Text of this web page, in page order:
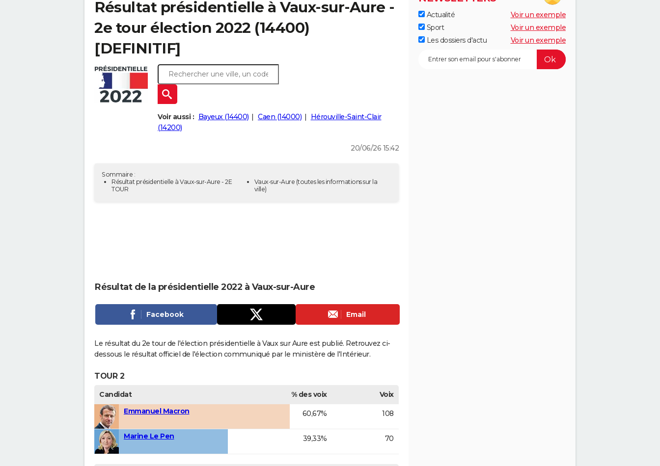
Résultat présidentielle à Vaux-sur-Aure -
2e tour élection 2022 (14400)
[DEFINITIF]
Voir aussi : Bayeux (14400) Caen (14000)
Hérouville-Saint-Clair
(14200)
20/06/26 15:42
Sommaire :
Résultat présidentielle à Vaux-sur-Aure - 2E
TOUR
Vaux-sur-Aure (toutes les informations sur la
ville)
Résultat de la présidentielle 2022 à Vaux-sur-Aure
Facebook Email
Le résultat du 2e tour de l'élection présidentielle à Vaux sur Aure est publié. Retrouvez ci-
dessous le résultat officiel de l'élection communiqué par le ministère de l'Intérieur.
TOUR 2
Candidat % des voix
Voix
Emmanuel Macron
60,67% 108
Marine Le Pen 39,33% 70
Actualité
Voir un exemple
Sport
Voir un exemple
Les dossiers d'actu
Voir un exemple